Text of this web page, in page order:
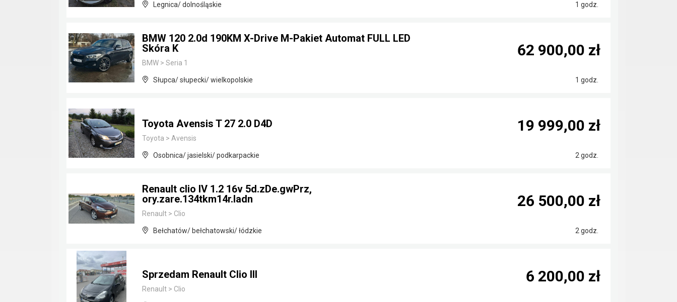
Legnica/ dolnośląskie 1 godz.
BMW 120 2.0d 190KM X-Drive M-Pakiet Automat FULL LED
Skóra K
BMW > Seria 1
Słupca/ słupecki/ wielkopolskie 1 godz.
62 900,00 zł
Toyota Avensis T 27 2.0 D4D
Toyota > Avensis
Osobnica/ jasielski/ podkarpackie 2 godz.
19 999,00 zł
Renault clio IV 1.2 16v 5d.zDe.gwPrz,
ory.zare.134tkm14r.ladn
Renault > Clio
Bełchatów/ bełchatowski/ łódzkie 2 godz.
26 500,00 zł
Sprzedam Renault Clio III
Renault > Clio
6 200,00 zł